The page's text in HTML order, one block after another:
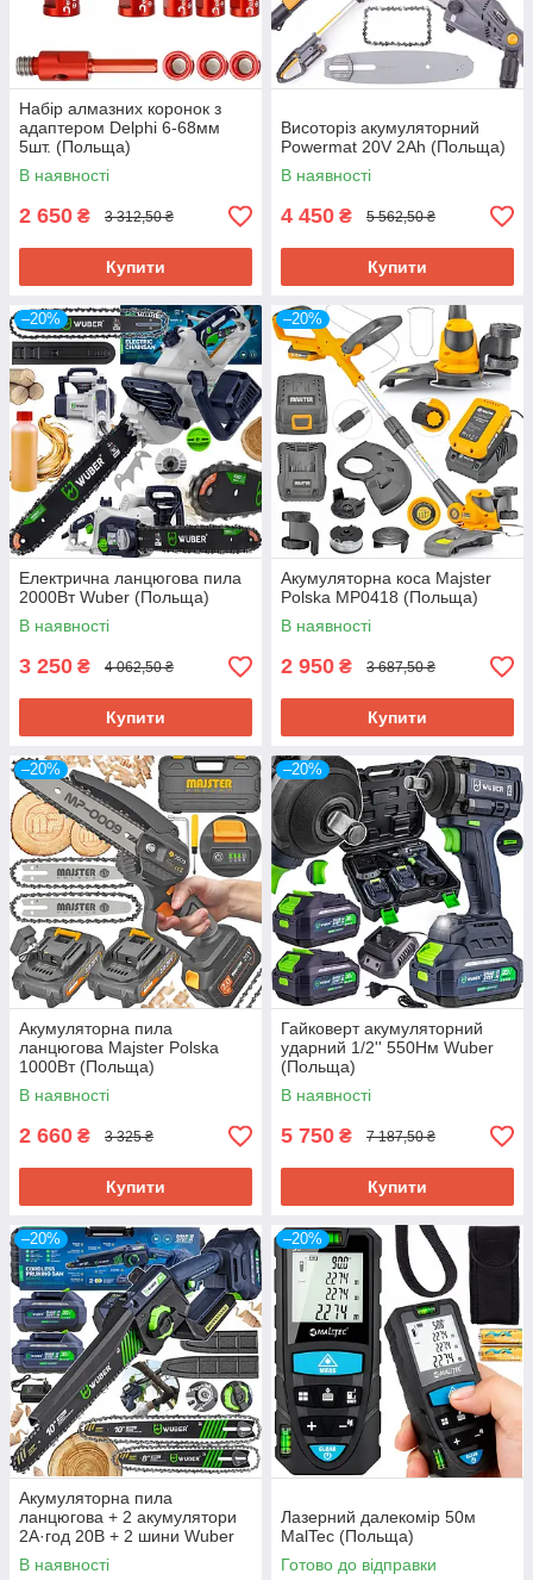
Набір алмазних коронок з
адаптером Delphi 6-68мм
5шт. (Польща)
В наявності
2 650 ₴ 3 312,50 ₴
Купити
Висоторіз акумуляторний
Powermat 20V 2Ah (Польща)
В наявності
4 450 ₴ 5 562,50 ₴
Купити
–20%
Електрична ланцюгова пила
2000Вт Wuber (Польща)
В наявності
3 250 ₴ 4 062,50 ₴
Купити
–20%
Акумуляторна коса Majster
Polska MP0418 (Польща)
В наявності
2 950 ₴ 3 687,50 ₴
Купити
–20%
Акумуляторна пила
ланцюгова Majster Polska
1000Вт (Польща)
В наявності
2 660 ₴ 3 325 ₴
Купити
–20%
Гайковерт акумуляторний
ударний 1/2'' 550Нм Wuber
(Польща)
В наявності
5 750 ₴ 7 187,50 ₴
Купити
–20%
Акумуляторна пила
ланцюгова + 2 акумулятори
2А·год 20В + 2 шини Wuber
(Польща)
В наявності
–20%
Лазерний далекомір 50м
MalTec (Польща)
Готово до відправки